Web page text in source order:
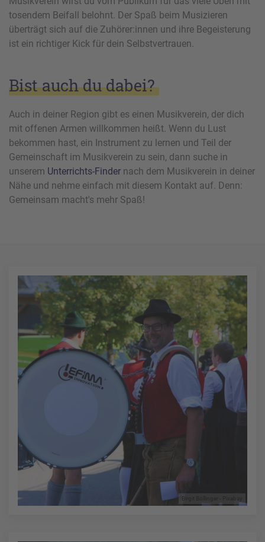
tosendem Beifall belohnt. Der Spaß beim Musizieren
überträgt sich auf die Zuhörer:innen und ihre Begeisterung
ist ein richtiger Kick für dein Selbstvertrauen.
Bist auch du dabei?
Auch in deiner Region gibt es einen Musikverein, der dich
mit offenen Armen willkommen heißt. Wenn du Lust
bekommen hast, ein Instrument zu lernen und Teil der
Gemeinschaft im Musikverein zu sein, dann suche in
unserem Unterrichts-Finder nach dem Musikverein in deiner
Nähe und nehme einfach mit diesem Kontakt auf. Denn:
Gemeinsam macht's mehr Spaß!
Birgit Böllinger - Pixabay